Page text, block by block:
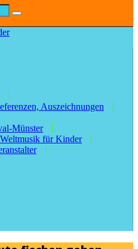
Auszeichnungen
Münster
für Kinder